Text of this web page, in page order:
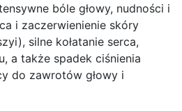
bóle głowy, nudności i
i zaczerwienienie skóry
silne kołatanie serca,
a także spadek ciśnienia
do zawrotów głowy i